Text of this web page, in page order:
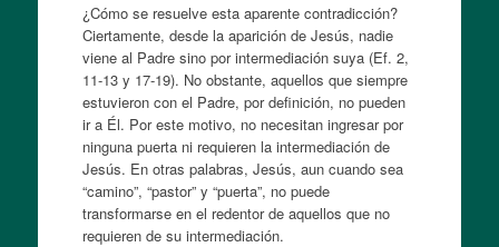
¿Cómo se resuelve esta aparente contradicción?
Ciertamente, desde la aparición de Jesús, nadie
viene al Padre sino por intermediación suya (Ef. 2,
11-13 y 17-19). No obstante, aquellos que siempre
estuvieron con el Padre, por definición, no pueden
ir a Él. Por este motivo, no necesitan ingresar por
ninguna puerta ni requieren la intermediación de
Jesús. En otras palabras, Jesús, aun cuando sea
“camino”, “pastor” y “puerta”, no puede
transformarse en el redentor de aquellos que no
requieren de su intermediación.